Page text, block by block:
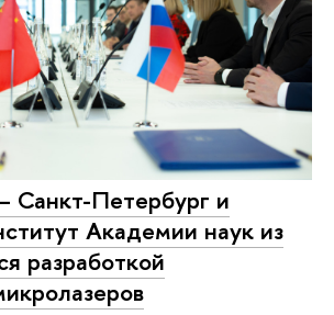
Петербург и
Академии наук из
разработкой